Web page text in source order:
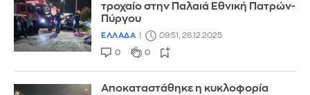
τροχαίο στην Παλαιά Εθνική Πατρών-
Πύργου
ΕΛΛΑΔΑ 09:51, 26.12.2025
0 0
Αποκαταστάθηκε η κυκλοφορία